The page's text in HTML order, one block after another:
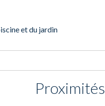
et du jardin
Proximités